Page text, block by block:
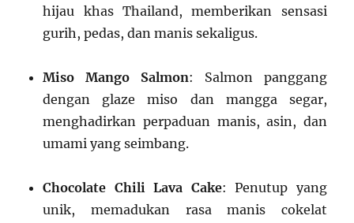
hijau khas Thailand, memberikan sensasi
gurih, pedas, dan manis sekaligus.
Miso Mango Salmon: Salmon panggang
dengan glaze miso dan mangga segar,
menghadirkan perpaduan manis, asin, dan
umami yang seimbang.
Chocolate Chili Lava Cake: Penutup yang
unik, memadukan rasa manis cokelat